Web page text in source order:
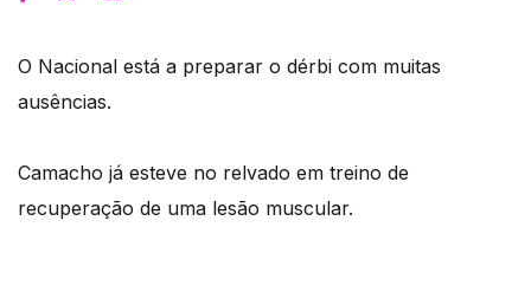
O Nacional está a preparar o dérbi com muitas
ausências.
Camacho já esteve no relvado em treino de
recuperação de uma lesão muscular.